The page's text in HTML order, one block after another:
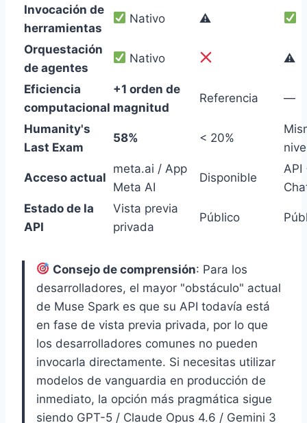
Invocación de
herramientas
Nativo ⚠
Orquestación
de agentes
Nativo ⚠
Eficiencia
computacional
+1 orden de
magnitud
Referencia —
Humanity's
Last Exam
58% < 20%
Acceso actual
meta.ai / App
Meta AI
Disponible
API
Estado de la
API
Vista previa
privada
Público
Consejo de comprensión: Para los
desarrolladores, el mayor "obstáculo" actual
de Muse Spark es que su API todavía está
en fase de vista previa privada, por lo que
los desarrolladores comunes no pueden
invocarla directamente. Si necesitas utilizar
modelos de vanguardia en producción de
inmediato, la opción más pragmática sigue
siendo GPT-5 / Claude Opus 4.6 / Gemini 3